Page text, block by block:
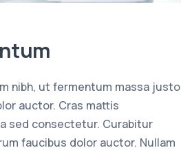
nibh, ut fermentum massa justo
auctor. Cras mattis
sed consectetur. Curabitur
faucibus dolor auctor. Nullam